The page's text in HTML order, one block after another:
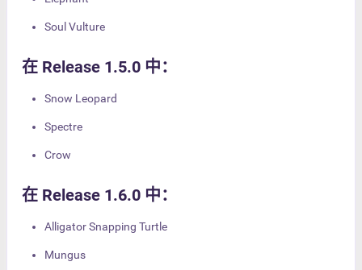
Soul Vulture
在 Release 1.5.0 中：
Snow Leopard
Spectre
Crow
在 Release 1.6.0 中：
Alligator Snapping Turtle
Mungus